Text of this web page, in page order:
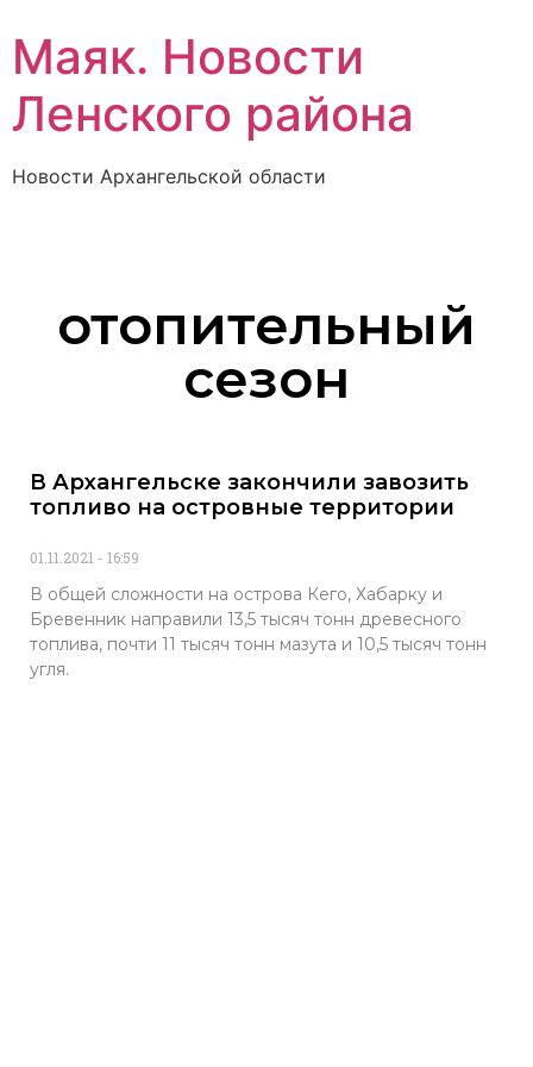
Маяк. Новости
Ленского района
Новости Архангельской области
отопительный
сезон
В Архангельске закончили завозить
топливо на островные территории
01.11.2021 16:59
В общей сложности на острова Кего, Хабарку и
Бревенник направили 13,5 тысяч тонн древесного
топлива, почти 11 тысяч тонн мазута и 10,5 тысяч тонн
угля.